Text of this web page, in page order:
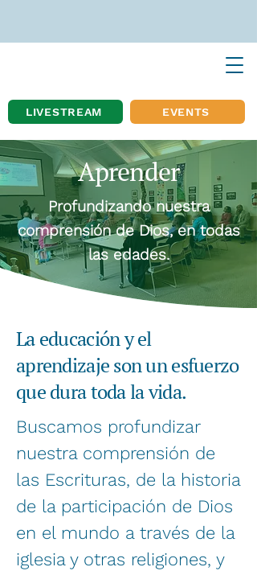
LIVESTREAM EVENTS
Aprender
Profundizando nuestra
comprensión de Dios, en todas
las edades.
La educación y el
aprendizaje son un esfuerzo
que dura toda la vida.
Buscamos profundizar
nuestra comprensión de
las Escrituras, de la historia
de la participación de Dios
en el mundo a través de la
iglesia y otras religiones, y